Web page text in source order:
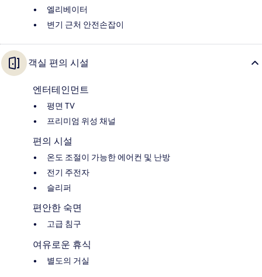
엘리베이터
변기 근처 안전손잡이
객실 편의 시설
엔터테인먼트
평면 TV
프리미엄 위성 채널
편의 시설
온도 조절이 가능한 에어컨 및 난방
전기 주전자
슬리퍼
편안한 숙면
고급 침구
여유로운 휴식
별도의 거실